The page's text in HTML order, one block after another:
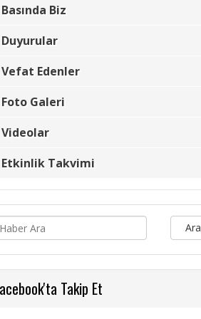
Basında Biz
Duyurular
Vefat Edenler
Foto Galeri
Videolar
Etkinlik Takvimi
Ara
Takip Et